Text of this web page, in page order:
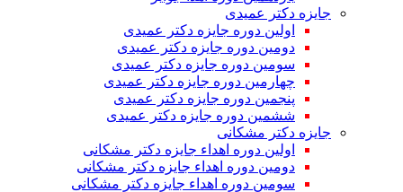
جایزه دکتر عمیدی
اولین دوره جایزه دکتر عمیدی
دومین دوره جایزه دکتر عمیدی
سومین دوره جایزه دکتر عمیدی
چهارمین دوره جایزه دکتر عمیدی
پنجمین دوره جایزه دکتر عمیدی
ششمین دوره جایزه دکتر عمیدی
جایزه دکتر مشکانی
اولین دوره اهداء جایزه دکتر مشکانی
دومین دوره اهداء جایزه دکتر مشکانی
سومین دوره اهداء جایزه دکتر مشکانی